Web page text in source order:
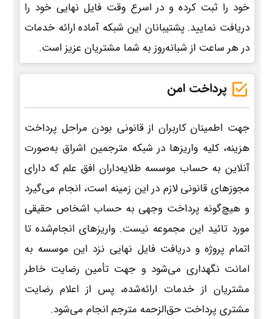
خود را ثبت کرده و در اسرع وقت فایل نهایی خود را
دریافت نمایید. پشتیبانان این شبکه آماده ارائه خدمات
در هر ساعت از شبانه‌روز به شما مشتریان عزیز است.
پرداخت امن
جهت اطمینان کاربران از قانونی بودن مراحل پرداخت
هزینه، کلیه واریزها در شبکه مترجمین اشراق به‌صورت
آنلاین به حساب موسسه طلایه‌داران افق علم که دارای
مجوزهای قانونی لازم در این زمینه است، انجام می‌گیرد
و هیچ‌گونه پرداخت وجهی به حساب اشخاص حقیقی
مورد تائید این مجموعه نیست. واریزهای انجام‌شده تا
اتمام پروژه و دریافت فایل نهایی نزد این موسسه به
امانت نگهداری می‌شود و جهت تأمین رضایت خاطر
مشتریان از خدمات ارائه‌شده، پس از اعلام رضایت
مشتری پرداخت حق‌الزحمه مترجم انجام می‌شود.